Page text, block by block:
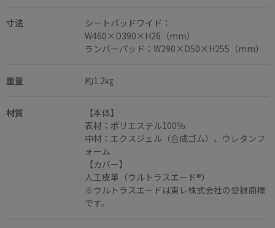
寸法
シートパッドワイド：
W460×D390×H26（mm）
ランバーパッド：W290×D50×H255（mm）
重量 約1.2㎏
材質
【本体】
表材：ポリエステル100％
中材：エクスジェル（合成ゴム）、ウレタンフ
ォーム
【カバー】
人工皮革（ウルトラスエード®）
※ウルトラスエードは東レ株式会社の登録商標
です。